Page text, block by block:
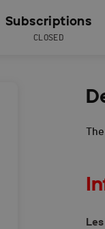
Subscriptions
CLOSED